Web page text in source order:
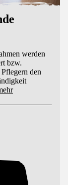
werden
bzw.
den